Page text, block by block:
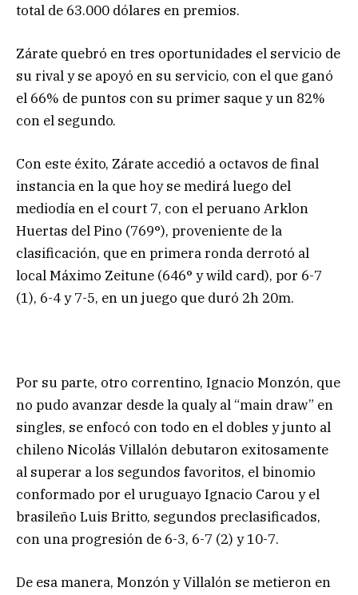
total de 63.000 dólares en premios.
Zárate quebró en tres oportunidades el servicio de
su rival y se apoyó en su servicio, con el que ganó
el 66% de puntos con su primer saque y un 82%
con el segundo.
Con este éxito, Zárate accedió a octavos de final
instancia en la que hoy se medirá luego del
mediodía en el court 7, con el peruano Arklon
Huertas del Pino (769°), proveniente de la
clasificación, que en primera ronda derrotó al
local Máximo Zeitune (646° y wild card), por 6-7
(1), 6-4 y 7-5, en un juego que duró 2h 20m.
Por su parte, otro correntino, Ignacio Monzón, que
no pudo avanzar desde la qualy al “main draw” en
singles, se enfocó con todo en el dobles y junto al
chileno Nicolás Villalón debutaron exitosamente
al superar a los segundos favoritos, el binomio
conformado por el uruguayo Ignacio Carou y el
brasileño Luis Britto, segundos preclasificados,
con una progresión de 6-3, 6-7 (2) y 10-7.
De esa manera, Monzón y Villalón se metieron en